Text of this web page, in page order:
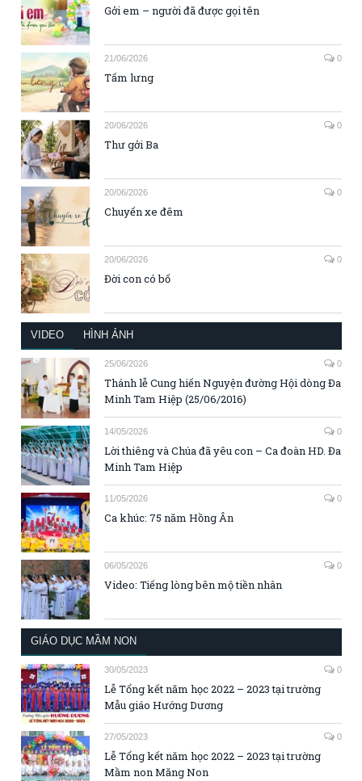
Gởi em – người đã được gọi tên
21/06/2026 0
Tấm lưng
20/06/2026 0
Thư gởi Ba
20/06/2026 0
Chuyến xe đêm
20/06/2026 0
Đời con có bố
VIDEO HÌNH ẢNH
25/06/2026 0
Thánh lễ Cung hiến Nguyện đường Hội dòng Đa
Minh Tam Hiệp (25/06/2016)
14/05/2026 0
Lời thiêng và Chúa đã yêu con – Ca đoàn HD. Đa
Minh Tam Hiệp
11/05/2026 0
Ca khúc: 75 năm Hồng Ân
06/05/2026 0
Video: Tiếng lòng bên mộ tiền nhân
GIÁO DỤC MẦM NON
30/05/2023 0
Lễ Tổng kết năm học 2022 – 2023 tại trường
Mẫu giáo Hướng Dương
27/05/2023 0
Lễ Tổng kết năm học 2022 – 2023 tại trường
Mầm non Măng Non